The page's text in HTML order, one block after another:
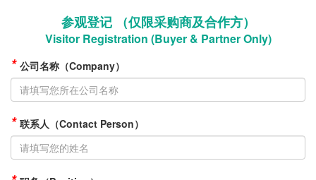
参观登记 （仅限采购商及合作方）
Visitor Registration (Buyer & Partner Only)
* 公司名称（Company）
* 联系人（Contact Person）